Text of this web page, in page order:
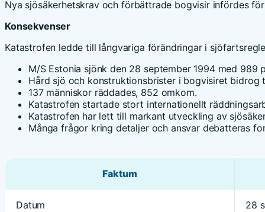
Nya sjösäkerhetskrav och förbättrade bogvisir infördes
Konsekvenser
Katastrofen ledde till långvariga förändringar i
M/S Estonia sjönk den 28 september 1994 med 989
Hård sjö och konstruktionsbrister i bogvisiret bidrog
137 människor räddades, 852 omkom.
Katastrofen startade stort internationellt
Katastrofen har lett till markant utveckling av
Många frågor kring detaljer och ansvar debatteras
Faktum
Datum 28